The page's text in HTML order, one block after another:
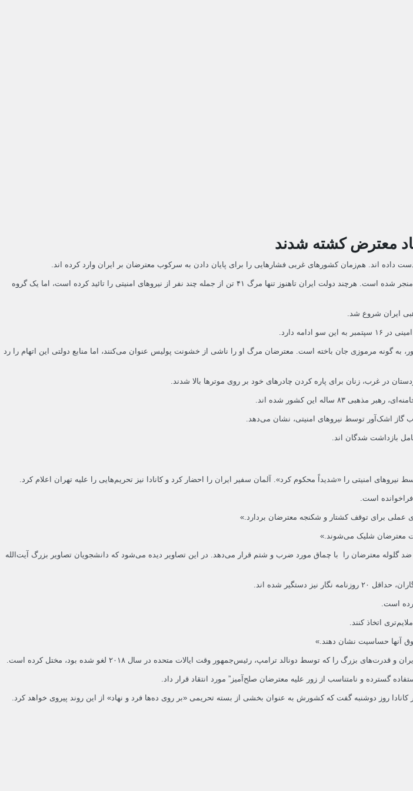
معترض کشته شدند
از ۱۱ شب به این طرف شهرهای مختلف ایران شاهد موج بزرگی از تظاهرات است که در مورادی به درگیری و خشونت منجر شده است. هرچند دولت ایران تاهنوز تنها مرگ ۴۱ تن از جمله چند نفر از نیروهای امنیتی را تائید کرده است، اما یک گروه
دارد.
گونه مرموزی جان باخته است. معترضان مرگ او را ناشی از خشونت پولیس عنوان می‌کنند، اما منابع دولتی این اتهام را رد
در غرب، زنان برای پاره کردن چادرهای خود بر روی موترها بالا شدند.
این کشور شده اند.
گاز اشک‌آور توسط نیروهای امنیتی، نشان می‌دهد.
امنیتی را «شدیداً محکوم کرد». آلمان سفیر ایران را احضار کرد و کانادا نیز تحریم‌هایی را علیه تهران اعلام کرد.
است.
عملی برای توقف کشتار و شکنجه معترضان بردارد.»
معترضان شلیک می‌شوند.»
معترضان را با چماق مورد ضرب و شتم قرار می‌دهد. در این تصاویر دیده می‌شود که دانشجویان تصاویر بزرگ آیت‌الله
شده اند.
است.
اتخاذ کنند.
آنها حساسیت نشان دهند.»
که توسط دونالد ترامپ، رئیس‌جمهور وقت ایالات متحده در سال ۲۰۱۸ لغو شده بود، مختل کرده است.
گسترده و نامتناسب از زور علیه معترضان صلح‌آمیز” مورد انتقاد قرار داد.
روز دوشنبه گفت که کشورش به عنوان بخشی از بسته تحریمی «بر روی ده‌ها فرد و نهاد» از این روند پیروی خواهد کرد.